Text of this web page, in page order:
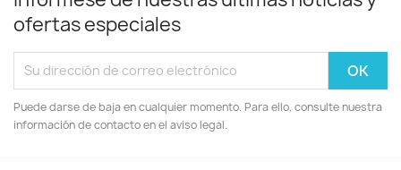
ofertas especiales
Puede darse de baja en cualquier momento. Para ello, consulte nuestra
información de contacto en el aviso legal.